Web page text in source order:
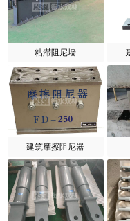
粘滞阻尼墙
建筑摩擦阻尼器